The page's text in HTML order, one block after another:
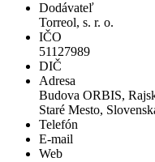
Dodávateľ
Torreol, s. r. o.
IČO
51127989
DIČ
Adresa
Budova ORBIS,
Staré Mesto,
Telefón
E-mail
Web